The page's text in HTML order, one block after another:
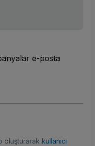
e-posta
oluşturarak kullanıcı